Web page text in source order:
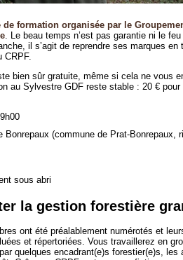
formation organisée par le
. Le beau temps n’est pas garantie ni le
il s’agit de reprendre ses marques
CRPF.
bien sûr gratuite, même si cela ne vous
au Sylvestre GDF reste stable : 20 € pour
Bonrepaux (commune de Prat-Bonrepaux,
sous abri
la gestion forestière
ont été préalablement numérotés et
et répertoriées. Vous travaillerez en
quelques encadrant(e)s forestier(e)s, les